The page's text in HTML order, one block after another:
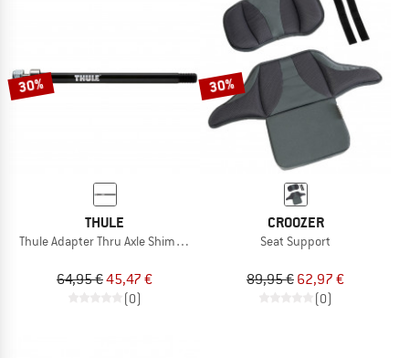
30%
THULE
Thule Adapter Thru Axle Shimano
64,95 €45,47 €
(0)
30%
CROOZER
Seat Support
89,95 € 62,97 €
(0)